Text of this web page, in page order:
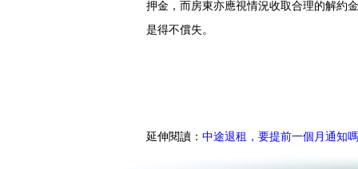
押金，而房東亦應視情況收取合理的解約
是得不償失。
延伸閱讀： 中途退租，要提前一個月通知